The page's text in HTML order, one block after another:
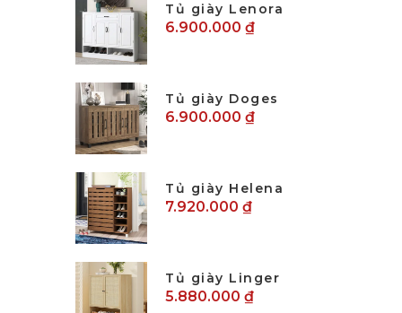
Tủ giày Lenora
6.900.000 ₫
Tủ giày Doges
6.900.000 ₫
Tủ giày Helena
7.920.000 ₫
Tủ giày Linger
5.880.000 ₫